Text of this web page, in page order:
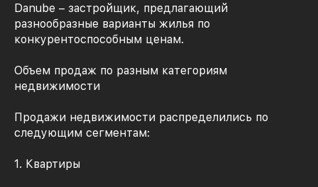
Danube – застройщик, предлагающий
разнообразные варианты жилья по
конкурентоспособным ценам.
Объем продаж по разным категориям
недвижимости
Продажи недвижимости распределились по
следующим сегментам:
1. Квартиры